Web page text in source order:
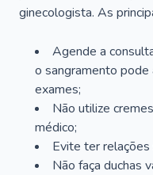
ginecologista. As
Agende a
o sangramento pode
exames;
Não utilize
médico;
Evite ter relações
Não faça duchas